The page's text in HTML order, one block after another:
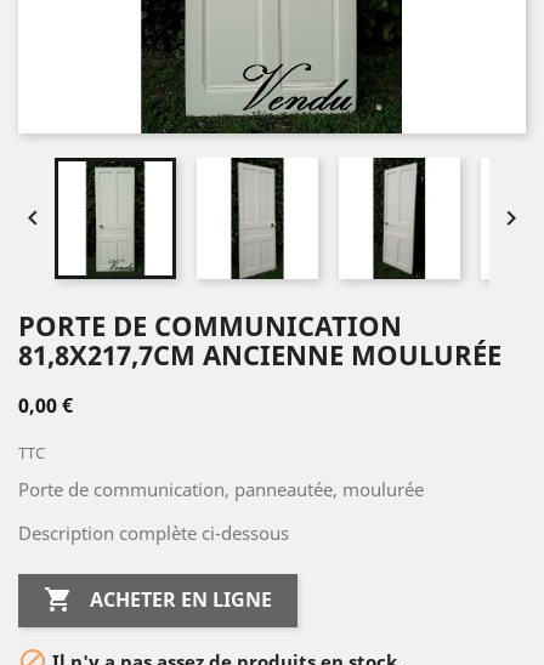
 
PORTE DE COMMUNICATION
81,8X217,7CM ANCIENNE MOULURÉE
0,00 €
TTC
Porte de communication, panneautée, moulurée
Description complète ci-dessous
 ACHETER EN LIGNE